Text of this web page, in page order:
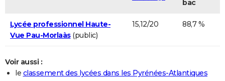
bac
Lycée professionnel Haute-
Vue Pau-Morlaàs(public)
15,12/20 88,7 %
Voir aussi :
le classement des lycées dans les Pyrénées-Atlantiques